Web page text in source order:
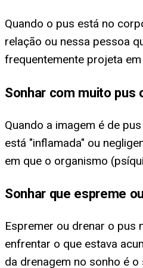
Quando o pus está no
relação ou nessa pessoa
frequentemente projeta
Sonhar com muito pus
Quando a imagem é de
está "inflamada" ou
em que o organismo
Sonhar que espreme
Espremer ou drenar o pus
enfrentar o que estava
da drenagem no sonho é